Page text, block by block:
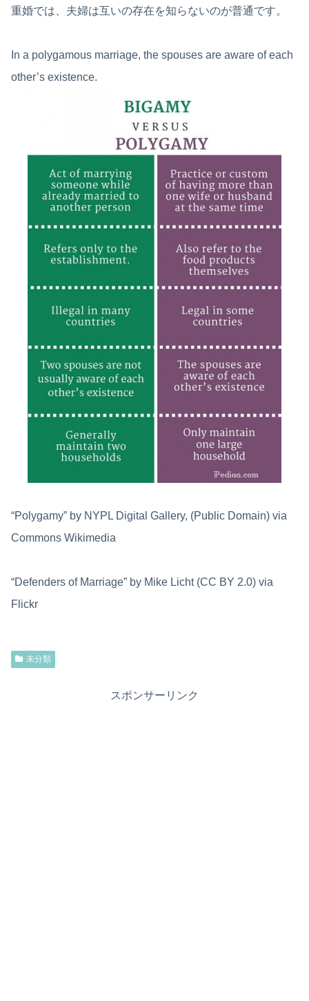
重婚では、夫婦は互いの存在を知らないのが普通です。
In a polygamous marriage, the spouses are aware of each
other’s existence.
“Polygamy” by NYPL Digital Gallery, (Public Domain) via
Commons Wikimedia
“Defenders of Marriage” by Mike Licht (CC BY 2.0) via
Flickr
未分類
スポンサーリンク